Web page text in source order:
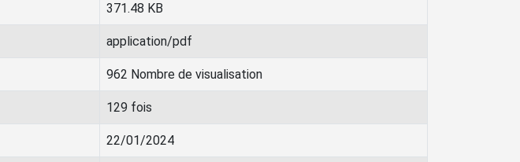
371.48 KB
application/pdf
962 Nombre de visualisation
129 fois
22/01/2024